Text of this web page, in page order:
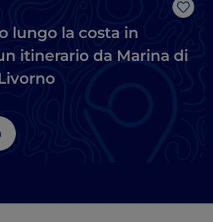
Like
lungo la costa in
itinerario da Marina di